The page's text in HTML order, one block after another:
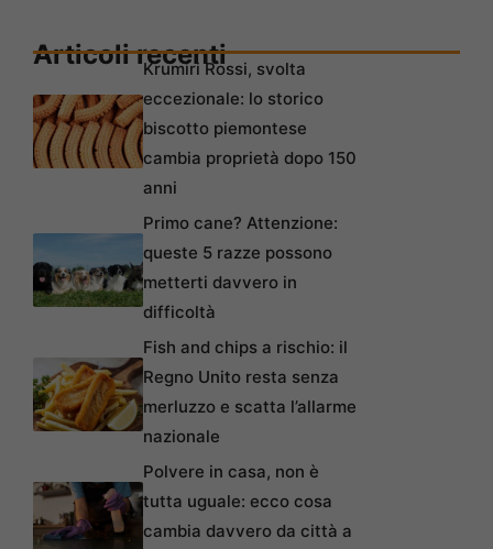
Articoli recentiKrumiri Rossi, svolta
eccezionale: lo storico
biscotto piemontese
cambia proprietà dopo 150
anni
Primo cane? Attenzione:
queste 5 razze possono
metterti davvero in
difficoltà
Fish and chips a rischio: il
Regno Unito resta senza
merluzzo e scatta l’allarme
nazionale
Polvere in casa, non è
tutta uguale: ecco cosa
cambia davvero da città a